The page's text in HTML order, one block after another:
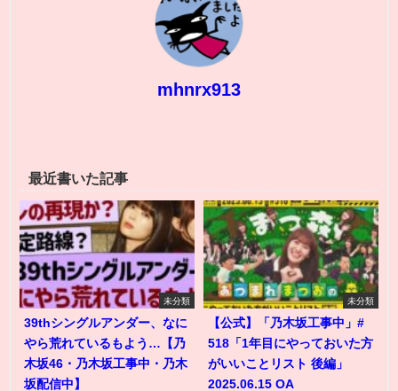
mhnrx913
最近書いた記事
未分類
39thシングルアンダー、なに
やら荒れているもよう…【乃
木坂46・乃木坂工事中・乃木
坂配信中】
未分類
【公式】「乃木坂工事中」#
518「1年目にやっておいた方
がいいことリスト 後編」
2025.06.15 OA